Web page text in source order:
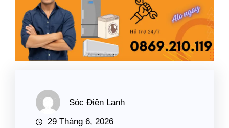
Sóc Điện Lạnh
29 Tháng 6, 2026